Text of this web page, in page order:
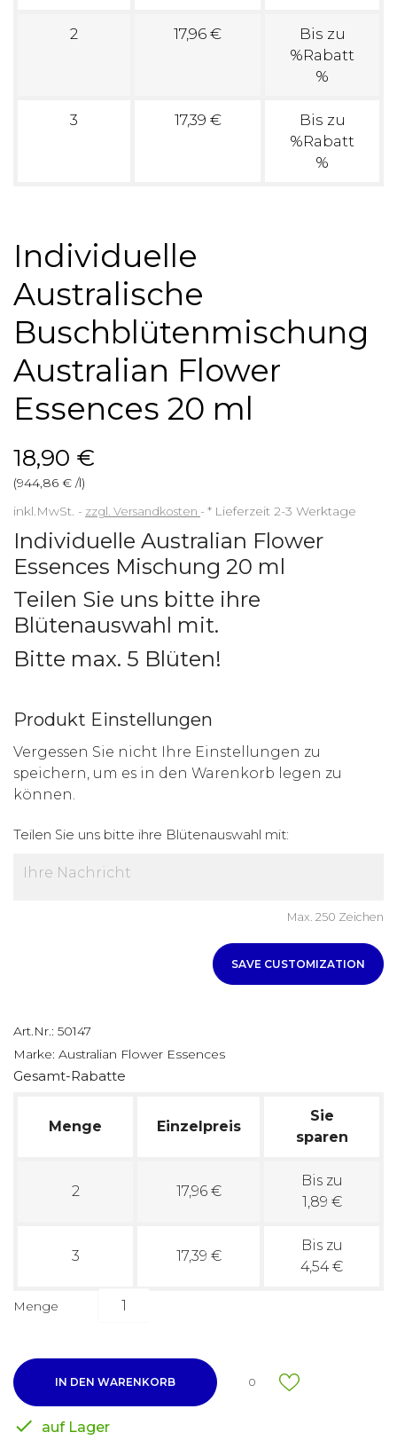
2 17,96 €
Bis zu
%Rabatt
%
3 17,39 €
Bis zu
%Rabatt
%
Individuelle
Australische
Buschblütenmischung
Australian Flower
Essences 20 ml
18,90 €
(944,86 € /l)
inkl.MwSt.
zzgl. Versandkosten * Lieferzeit 2-3 Werktage
Individuelle Australian Flower
Essences Mischung 20 ml
Teilen Sie uns bitte ihre
Blütenauswahl mit.
Bitte max. 5 Blüten!
Produkt Einstellungen
Vergessen Sie nicht Ihre Einstellungen zu
speichern, um es in den Warenkorb legen zu
können.
Teilen Sie uns bitte ihre Blütenauswahl mit:
Max. 250 Zeichen
SAVE CUSTOMIZATION
Art.Nr.: 50147
Marke: Australian Flower Essences
Gesamt-Rabatte
Menge Einzelpreis
Sie
sparen
2 17,96 €
Bis zu
1,89 €
3 17,39 €
Bis zu
4,54 €
Menge
IN DEN WARENKORB 0
 auf Lager